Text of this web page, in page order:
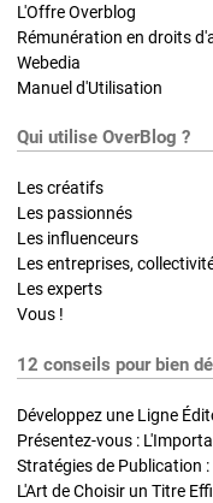
L'Offre Overblog
Rémunération en droits
Webedia
Manuel d'Utilisation
Qui utilise OverBlog ?
Les créatifs
Les passionnés
Les influenceurs
Les entreprises,
Les experts
Vous !
12 conseils pour bien
Développez une Ligne
Présentez-vous :
L'Art de Choisir un Titre